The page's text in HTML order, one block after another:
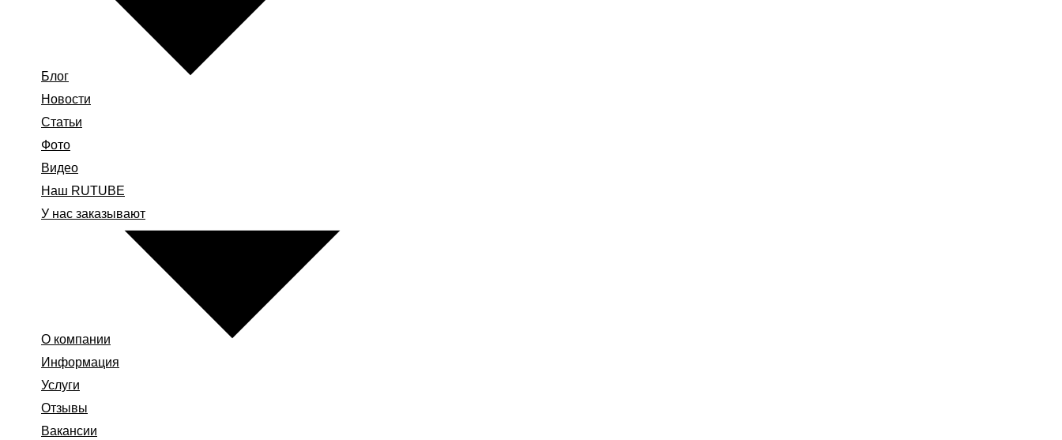
Блог
Новости
Статьи
Фото
Видео
Наш RUTUBE
У нас заказывают
О компании
Информация
Услуги
Отзывы
Вакансии